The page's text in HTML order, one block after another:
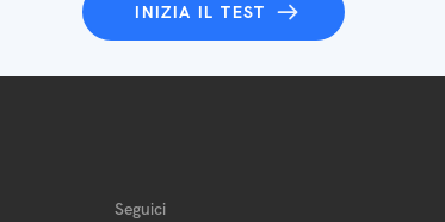
INIZIA IL TEST
Seguici